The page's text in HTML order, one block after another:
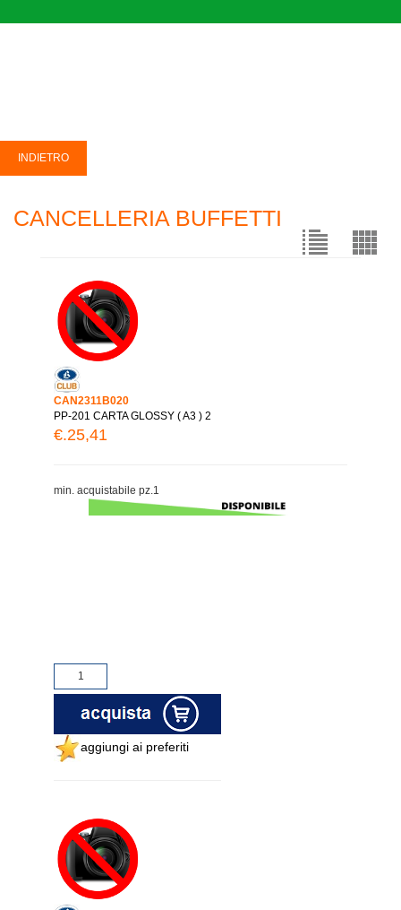
CANCELLERIA BUFFETTI
CAN2311B020
PP-201 CARTA GLOSSY ( A3 ) 2
€.25,41
min. acquistabile pz.1
aggiungi ai preferiti